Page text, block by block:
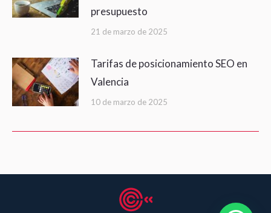
presupuesto
21 de marzo de 2025
Tarifas de posicionamiento SEO en
Valencia
10 de marzo de 2025